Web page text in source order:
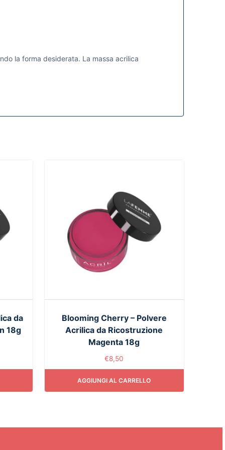
la forma desiderata. La massa acrilica
da
18g
Blooming Cherry – Polvere
Acrilica da Ricostruzione
Magenta 18g
€8,50
AGGIUNGI AL CARRELLO